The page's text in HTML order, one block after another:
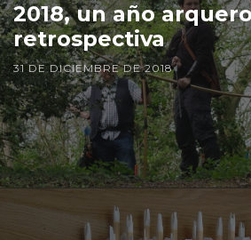
2018, un año
retrospectiva
31 DE DICIEMBRE DE 2018